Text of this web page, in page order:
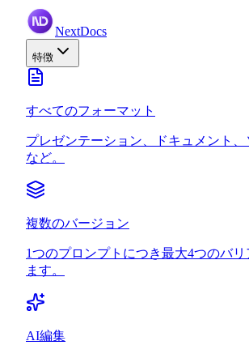
NextDocs
特徴
すべてのフォーマット
プレゼンテーション、ドキュメント
など。
複数のバージョン
1つのプロンプトにつき最大4つのバ
ます。
AI編集